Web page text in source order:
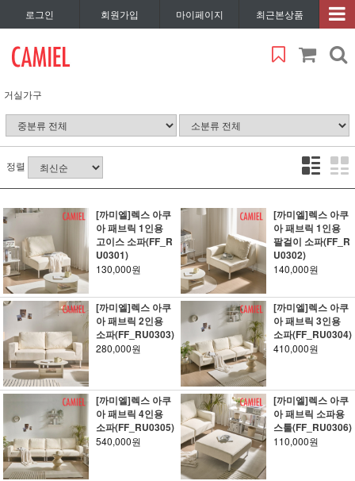
로그인 회원가입 마이페이지 최근본상품
거실가구
정렬
[까미엘]렉스 아쿠
아 패브릭 1인용
고이스 소파(FF_R
U0301)
130,000원
[까미엘]렉스 아쿠
아 패브릭 1인용
팔걸이 소파(FF_R
U0302)
140,000원
[까미엘]렉스 아쿠
아 패브릭 2인용
소파(FF_RU0303)
280,000원
[까미엘]렉스 아쿠
아 패브릭 3인용
소파(FF_RU0304)
410,000원
[까미엘]렉스 아쿠
아 패브릭 4인용
소파(FF_RU0305)
540,000원
[까미엘]렉스 아쿠
아 패브릭 소파용
스툴(FF_RU0306)
110,000원